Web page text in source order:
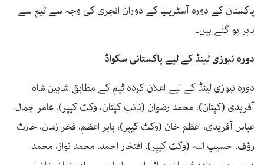
پاکستان کے دورہ آسٹریلیا کے دوران انجری کی وجہ سے ٹیم سے
باہر ہو گئے ہیں۔
دورہ نیوزی لینڈ کے لیے پاکستانی سکواڈ
دورہ نیوزی لینڈ کے لیے اعلان کردہ ٹیم کے مطابق شاہین شاہ
آفریدی (کپتان)، محمد رضوان (نائب کپتان، وکٹ کیپر)، عامر جمال،
عباس آفریدی، اعظم خان (وکٹ کیپر)، بابر اعظم، فخر زمان، حارث
رؤف، حسیب اللہ (وکٹ کیپر)، افتخار احمد، محمد نواز، محمد